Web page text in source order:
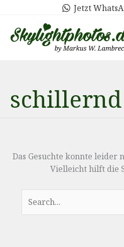
springen
Jetzt
schillernd
Das Gesuchte konnte leider
Vielleicht hilft die
nach: